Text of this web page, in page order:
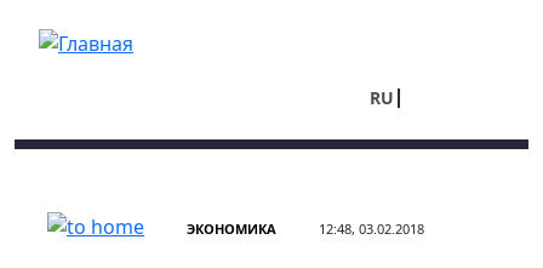
RU
ЭКОНОМИКА 12:48, 03.02.2018